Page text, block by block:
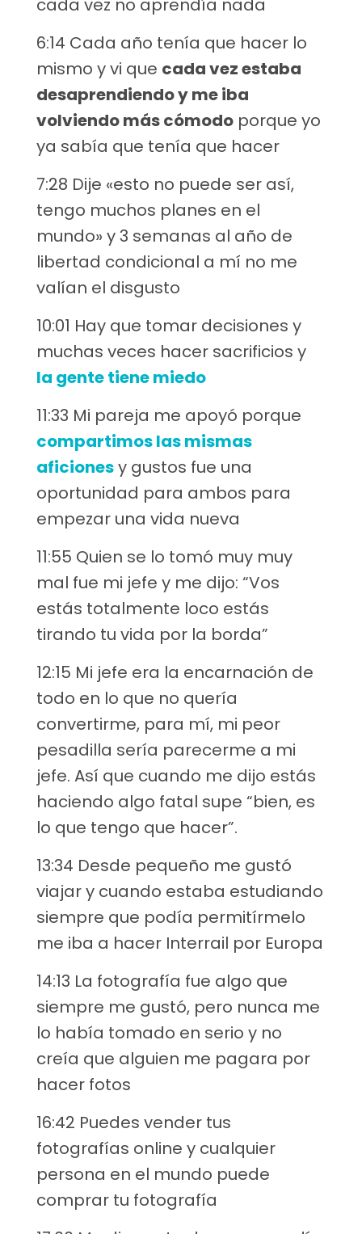
cada vez no aprendía nada
6:14 Cada año tenía que hacer lo
mismo y vi que cada vez estaba
desaprendiendo y me iba
volviendo más cómodo porque yo
ya sabía que tenía que hacer
7:28 Dije «esto no puede ser así,
tengo muchos planes en el
mundo» y 3 semanas al año de
libertad condicional a mí no me
valían el disgusto
10:01 Hay que tomar decisiones y
muchas veces hacer sacrificios y
la gente tiene miedo
11:33 Mi pareja me apoyó porque
compartimos las mismas
aficionesy gustos fue una
oportunidad para ambos para
empezar una vida nueva
11:55 Quien se lo tomó muy muy
mal fue mi jefe y me dijo: “Vos
estás totalmente loco estás
tirando tu vida por la borda”
12:15 Mi jefe era la encarnación de
todo en lo que no quería
convertirme, para mí, mi peor
pesadilla sería parecerme a mi
jefe. Así que cuando me dijo estás
haciendo algo fatal supe “bien, es
lo que tengo que hacer”.
13:34 Desde pequeño me gustó
viajar y cuando estaba estudiando
siempre que podía permitírmelo
me iba a hacer Interrail por Europa
14:13 La fotografía fue algo que
siempre me gustó, pero nunca me
lo había tomado en serio y no
creía que alguien me pagara por
hacer fotos
16:42 Puedes vender tus
fotografías online y cualquier
persona en el mundo puede
comprar tu fotografía